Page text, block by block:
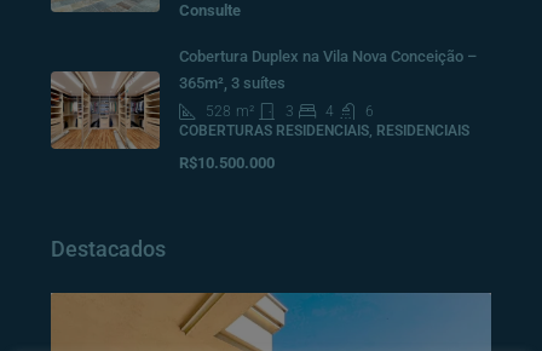
Consulte
Cobertura Duplex na Vila Nova Conceição –
365m², 3 suítes
528 m² 3 4
6
COBERTURAS RESIDENCIAIS, RESIDENCIAIS
R$10.500.000
Destacados